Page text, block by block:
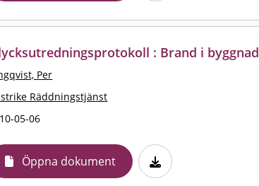
: Brand i byggnad
Per
Räddningstjänst
05-06
Öppna dokument